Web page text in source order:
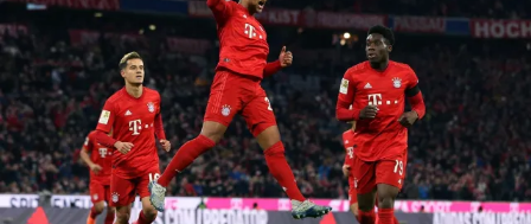
DALŠÍ SPORTY
Americký fotbal
Atletika
Baseball a softbal
NEPŘEHLÉDNĚTE
Soutěže
Historické návraty